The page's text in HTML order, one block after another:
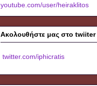
youtube.com/user/heiraklitos
Ακολουθήστε μας στο twiiter
twitter.com/iphicratis